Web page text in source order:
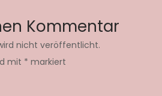
Kommentar
nicht veröffentlicht.
mit * markiert